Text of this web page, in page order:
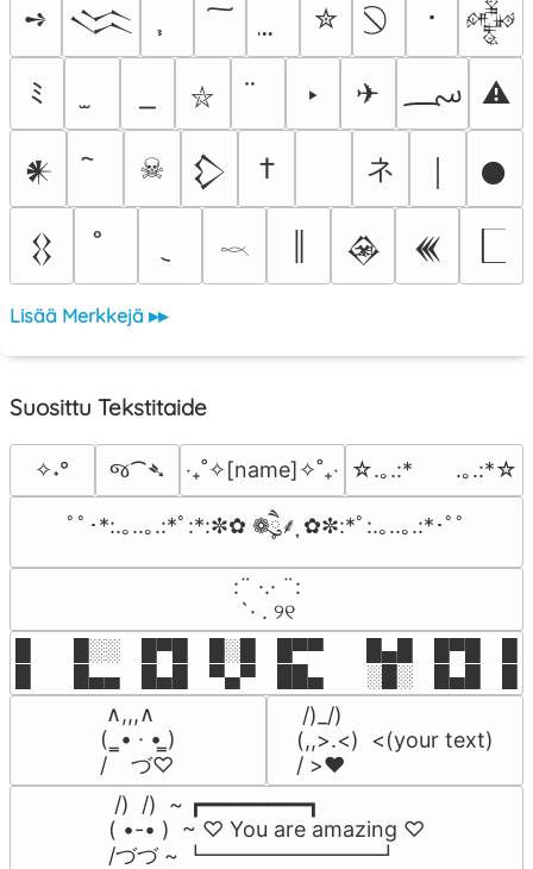
➺ 𒈱 ✮ ･ 𒅒
ﾐ ⛥ ‣ ✈ ؄ ⚠
𒀭 ☠ 𒁷 † ネ 𒊹
𒌐 𓎖 𒊲 𒌍
Lisää Merkkejä ▸▸
Suosittu Tekstitaide
✧˖° જ⁀➴ ‎‧₊˚✧[name]✧˚₊‧ ☆.｡.:*　　.｡.:*☆
ﾟﾟ･*:.｡..｡.:*ﾟ:*:✼✿ ❁ཻུ۪۪⸙͎ ✿✼:*ﾟ:.｡..｡.:*･ﾟﾟ
⠀:¨ ·.· ¨:⠀
⠀ `· . ୨୧⠀
█  █░░ █▀█ █░█ █▀▀  █▄█ █▀█
█  █▄▄ █▄█ ▀▄▀ ██▄  ░█░ █▄█
∧,,,∧
(  ̳• · • ̳)
/    づ♡
/)_/)
(,,>.<)  <(your text)
/ >❤️
/)  /)  ~ ┏━━━━━━━━┓
( •-• )  ~ ♡ You are amazing ♡
/づづ ~ ┗━━━━━━━━┛